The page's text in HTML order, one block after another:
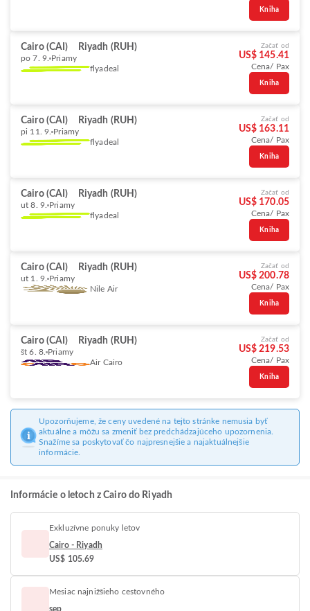
Kniha
Cairo (CAI) Riyadh (RUH)
po 7. 9. Priamy
flyadeal
Začať od
US$ 145.41
Cena/ Pax
Kniha
Cairo (CAI) Riyadh (RUH)
pi 11. 9. Priamy
flyadeal
Začať od
US$ 163.11
Cena/ Pax
Kniha
Cairo (CAI) Riyadh (RUH)
ut 8. 9. Priamy
flyadeal
Začať od
US$ 170.05
Cena/ Pax
Kniha
Cairo (CAI) Riyadh (RUH)
ut 1. 9. Priamy
Nile Air
Začať od
US$ 200.78
Cena/ Pax
Kniha
Cairo (CAI) Riyadh (RUH)
št 6. 8. Priamy
Air Cairo
Začať od
US$ 219.53
Cena/ Pax
Kniha
Upozorňujeme, že ceny uvedené na tejto stránke nemusia byť
aktuálne a môžu sa zmeniť bez predchádzajúceho upozornenia.
Snažíme sa poskytovať čo najpresnejšie a najaktuálnejšie
informácie.
Informácie o letoch z Cairo do Riyadh
Exkluzívne ponuky letov
Cairo - Riyadh
US$ 105.69
Mesiac najnižšieho cestovného
sep